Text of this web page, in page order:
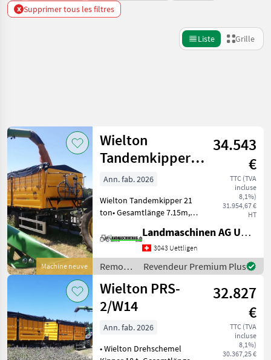
x Supprimer tous les filtres
Liste Grille
Catégorie 4 Pays Filtres
CHEMIN
ACTUEL
matériel
agricole
Remorques
Autres
Remorques
UNE
CATÉGORIE
Wielton
Réinitialiser
Afficher
résultats
Machine neuve
Wielton
Tandemkipper
21t
34.543
€
TTC (TVA
incluse
8,1%)
31.954,67 €
HT
Ann. fab. 2026
Wielton Tandemkipper 21
ton• Gesamtlänge 7.15m,
Pritschenlänge 5.12m,
Breite 2.42m•
Plattformhöhe 1.38 m•
Eigengewicht 5000 kg•
Bereifung 385/65R22.5 N
Landmaschinen AG Uettligen
3043 Uettligen
Remorques
/
Wielton
Revendeur Premium Plus
Wielton PRS-
2/W14
32.827
€
TTC (TVA
incluse
8,1%)
30.367,25 €
Ann. fab. 2026
• Wielton Drehschemel